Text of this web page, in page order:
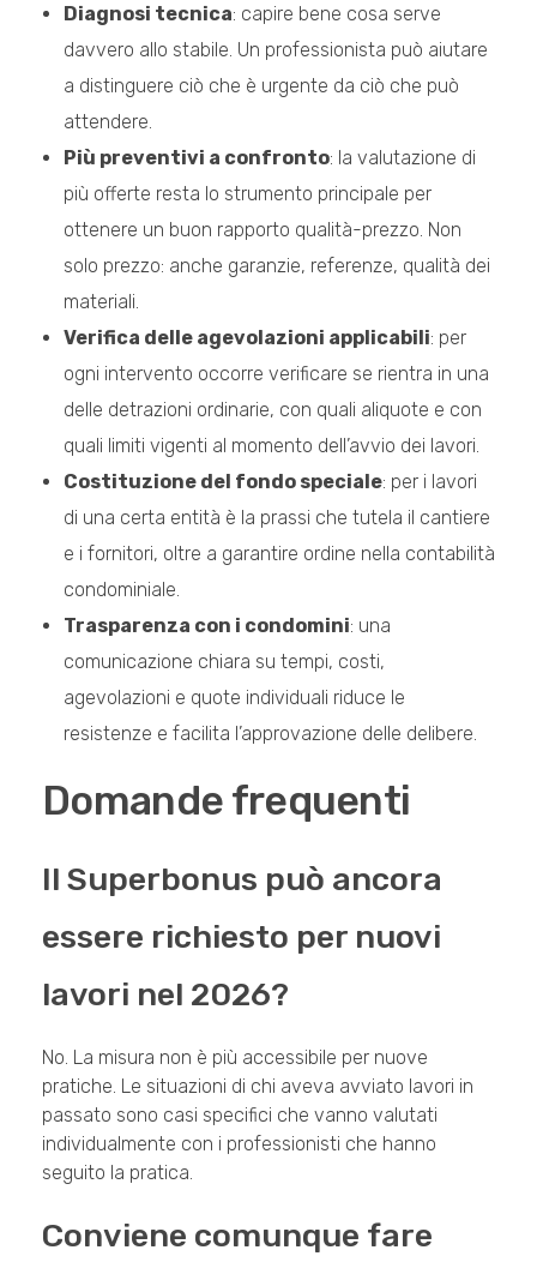
Diagnosi tecnica: capire bene cosa serve
davvero allo stabile. Un professionista può aiutare
a distinguere ciò che è urgente da ciò che può
attendere.
Più preventivi a confronto: la valutazione di
più offerte resta lo strumento principale per
ottenere un buon rapporto qualità-prezzo. Non
solo prezzo: anche garanzie, referenze, qualità dei
materiali.
Verifica delle agevolazioni applicabili: per
ogni intervento occorre verificare se rientra in una
delle detrazioni ordinarie, con quali aliquote e con
quali limiti vigenti al momento dell’avvio dei lavori.
Costituzione del fondo speciale: per i lavori
di una certa entità è la prassi che tutela il cantiere
e i fornitori, oltre a garantire ordine nella contabilità
condominiale.
Trasparenza con i condomini: una
comunicazione chiara su tempi, costi,
agevolazioni e quote individuali riduce le
resistenze e facilita l’approvazione delle delibere.
Domande frequenti
Il Superbonus può ancora
essere richiesto per nuovi
lavori nel 2026?
No. La misura non è più accessibile per nuove
pratiche. Le situazioni di chi aveva avviato lavori in
passato sono casi specifici che vanno valutati
individualmente con i professionisti che hanno
seguito la pratica.
Conviene comunque fare